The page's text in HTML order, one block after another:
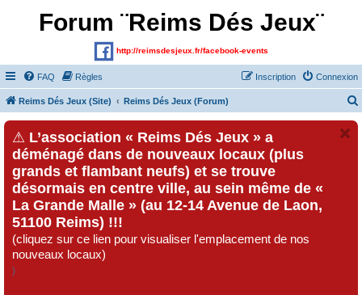
Forum ¨Reims Dés Jeux¨
http://reimsdesjeux.fr/facebook-events
FAQ Règles Connexion
Inscription
Reims Dés Jeux (Site) Reims Dés Jeux (Forum)
⚠ L’association « Reims Dés Jeux » a
déménagé dans de nouveaux locaux (plus
grands et flambant neufs) et se trouve
désormais en centre ville, au sein même de «
La Grande Malle » (au 12-14 Avenue de Laon,
51100 Reims) !!!
(cliquez sur ce lien pour visualiser l'emplacement de nos
nouveaux locaux)
)